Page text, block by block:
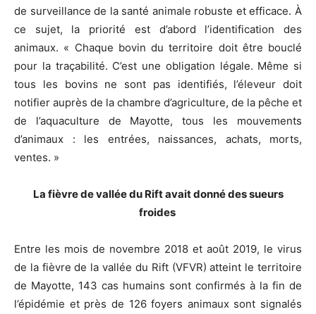
de surveillance de la santé animale robuste et efficace. À
ce sujet, la priorité est d’abord l’identification des
animaux. « Chaque bovin du territoire doit être bouclé
pour la traçabilité. C’est une obligation légale. Même si
tous les bovins ne sont pas identifiés, l’éleveur doit
notifier auprès de la chambre d’agriculture, de la pêche et
de l’aquaculture de Mayotte, tous les mouvements
d’animaux : les entrées, naissances, achats, morts,
ventes. »
La fièvre de vallée du Rift avait donné des sueurs
froides
Entre les mois de novembre 2018 et août 2019, le virus
de la fièvre de la vallée du Rift (VFVR) atteint le territoire
de Mayotte, 143 cas humains sont confirmés à la fin de
l’épidémie et près de 126 foyers animaux sont signalés